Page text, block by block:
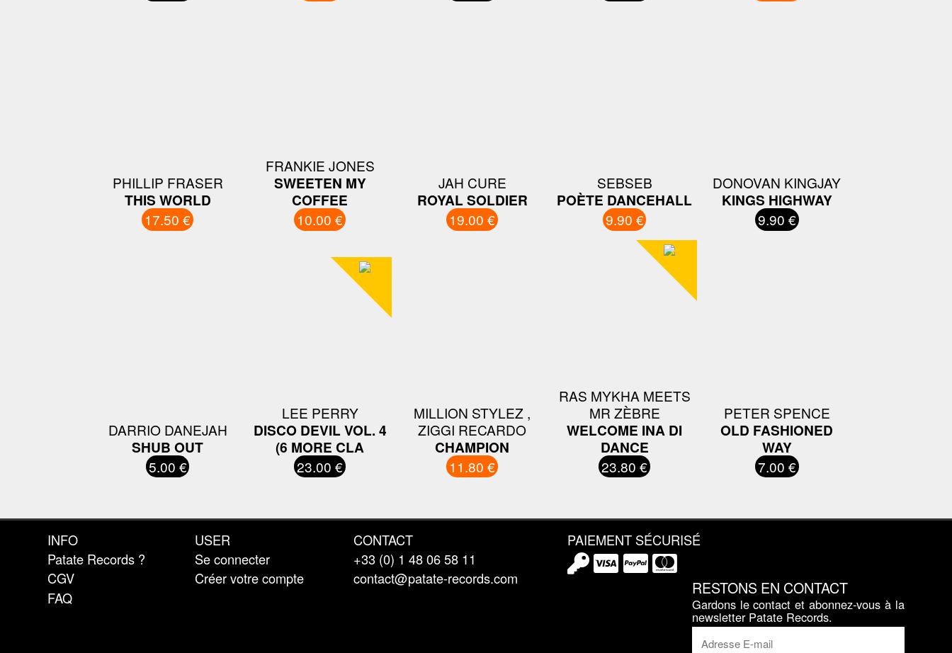
PHILLIP FRASER
THIS WORLD
17.50 €
FRANKIE JONES
SWEETEN MY
COFFEE
10.00 €
JAH CURE
ROYAL SOLDIER
19.00 €
SEBSEB
POÈTE DANCEHALL
9.90 €
DONOVAN KINGJAY
KINGS HIGHWAY
9.90 €
DARRIO DANEJAH
SHUB OUT
5.00 €
LEE PERRY
DISCO DEVIL VOL. 4
(6 MORE CLA
23.00 €
MILLION STYLEZ ,
ZIGGI RECARDO
CHAMPION
11.80 €
RAS MYKHA MEETS
MR ZÈBRE
WELCOME INA DI
DANCE
23.80 €
PETER SPENCE
OLD FASHIONED
WAY
7.00 €
INFO
Patate Records ?
CGV
FAQ
USER
Se connecter
Créer votre compte
CONTACT
+33 (0) 1 48 06 58 11
contact@patate-records.com
PAIEMENT SÉCURISÉ
RESTONS EN CONTACT
Gardons le contact et abonnez-vous à la
newsletter Patate Records.